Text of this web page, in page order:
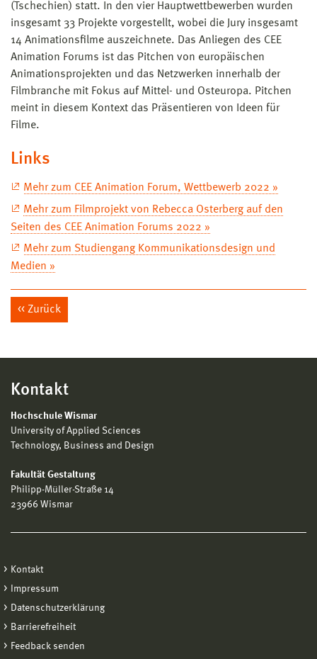
(Tschechien) statt. In den vier Hauptwettbewerben wurden
insgesamt 33 Projekte vorgestellt, wobei die Jury insgesamt
14 Animationsfilme auszeichnete. Das Anliegen des CEE
Animation Forums ist das Pitchen von europäischen
Animationsprojekten und das Netzwerken innerhalb der
Filmbranche mit Fokus auf Mittel- und Osteuropa. Pitchen
meint in diesem Kontext das Präsentieren von Ideen für
Filme.
Links
Mehr zum CEE Animation Forum, Wettbewerb 2022 »
Mehr zum Filmprojekt von Rebecca Osterberg auf den
Seiten des CEE Animation Forums 2022 »
Mehr zum Studiengang Kommunikationsdesign und
Medien »
Zurück
Kontakt
Hochschule Wismar
University of Applied Sciences
Technology, Business and Design
Fakultät Gestaltung
Philipp-Müller-Straße 14
23966 Wismar
Kontakt
Impressum
Datenschutzerklärung
Barrierefreiheit
Feedback senden